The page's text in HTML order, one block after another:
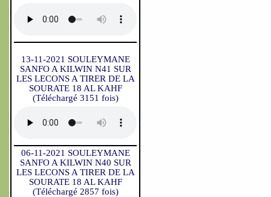
13-11-2021 SOULEYMANE
SANFO A KILWIN N41 SUR
LES LECONS A TIRER DE LA
SOURATE 18 AL KAHF
(Téléchargé 3151 fois)
06-11-2021 SOULEYMANE
SANFO A KILWIN N40 SUR
LES LECONS A TIRER DE LA
SOURATE 18 AL KAHF
(Téléchargé 2857 fois)